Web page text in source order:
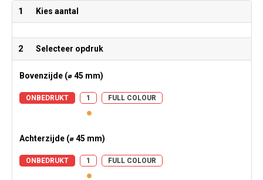
1 Kies aantal
2 Selecteer opdruk
Bovenzijde (⌀ 45 mm)
ONBEDRUKT 1 FULL COLOUR
Achterzijde (⌀ 45 mm)
ONBEDRUKT 1 FULL COLOUR